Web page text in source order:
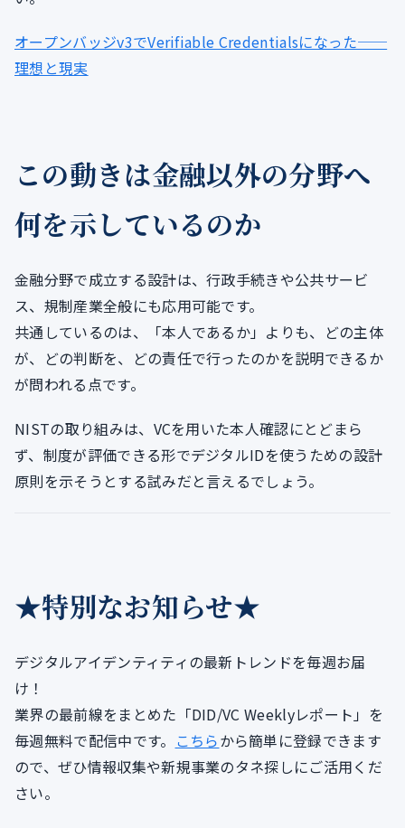
オープンバッジv3でVerifiable Credentialsになった──
理想と現実
この動きは金融以外の分野へ
何を示しているのか
金融分野で成立する設計は、行政手続きや公共サービ
ス、規制産業全般にも応用可能です。
共通しているのは、「本人であるか」よりも、どの主体
が、どの判断を、どの責任で行ったのかを説明できるか
が問われる点です。
NISTの取り組みは、VCを用いた本人確認にとどまら
ず、制度が評価できる形でデジタルIDを使うための設計
原則を示そうとする試みだと言えるでしょう。
★特別なお知らせ★
デジタルアイデンティティの最新トレンドを毎週お届
け！
業界の最前線をまとめた「DID/VC Weeklyレポート」を
毎週無料で配信中です。 こちらから簡単に登録できます
ので、ぜひ情報収集や新規事業のタネ探しにご活用くだ
さい。